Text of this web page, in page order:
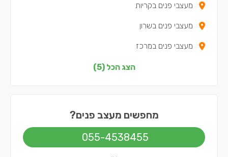
מעצבי פנים בקריות
מעצבי פנים בשרון
מעצבי פנים במרכז
מעצבי פנים בשפלה
הצג הכל (5)
מחפשים מעצב פנים?
055-4538455